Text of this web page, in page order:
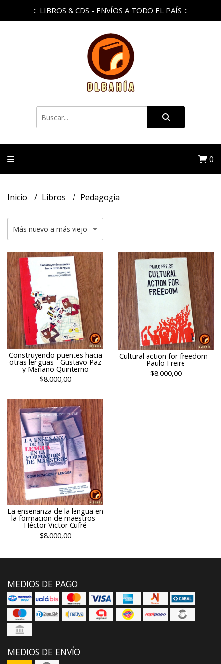
::: LIBROS & CDS - ENVÍOS A TODO EL PAÍS :::
0
Inicio Libros Pedagogia
Construyendo puentes hacia
otras lenguas - Gustavo Paz
y Mariano Quinterno
$8.000,00
Cultural action for freedom -
Paulo Freire
$8.000,00
La enseñanza de la lengua en
la formacion de maestros -
Héctor Victor Cufré
$8.000,00
MEDIOS DE PAGO
MEDIOS DE ENVÍO